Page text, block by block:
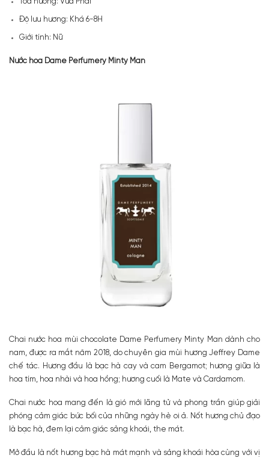
Tỏa hương: Vừa Phải
Độ lưu hương: Khá 6-8H
Giới tính: Nữ
Nước hoa Dame Perfumery Minty Man
Chai nước hoa mùi chocolate Dame Perfumery Minty Man dành cho
nam, được ra mắt năm 2018, do chuyên gia mùi hương Jeffrey Dame
chế tác. Hương đầu là bạc hà cay và cam Bergamot; hương giữa là
hoa tím, hoa nhài và hoa hồng; hương cuối là Mate và Cardamom.
Chai nước hoa mang đến là gió mới lãng tử và phong trần giúp giải
phóng cảm giác bức bối của những ngày hè oi ả. Nốt hương chủ đạo
là bạc hà, đem lại cảm giác sảng khoái, the mát.
Mở đầu là nốt hương bạc hà mát mạnh và sảng khoái hòa cùng với vị